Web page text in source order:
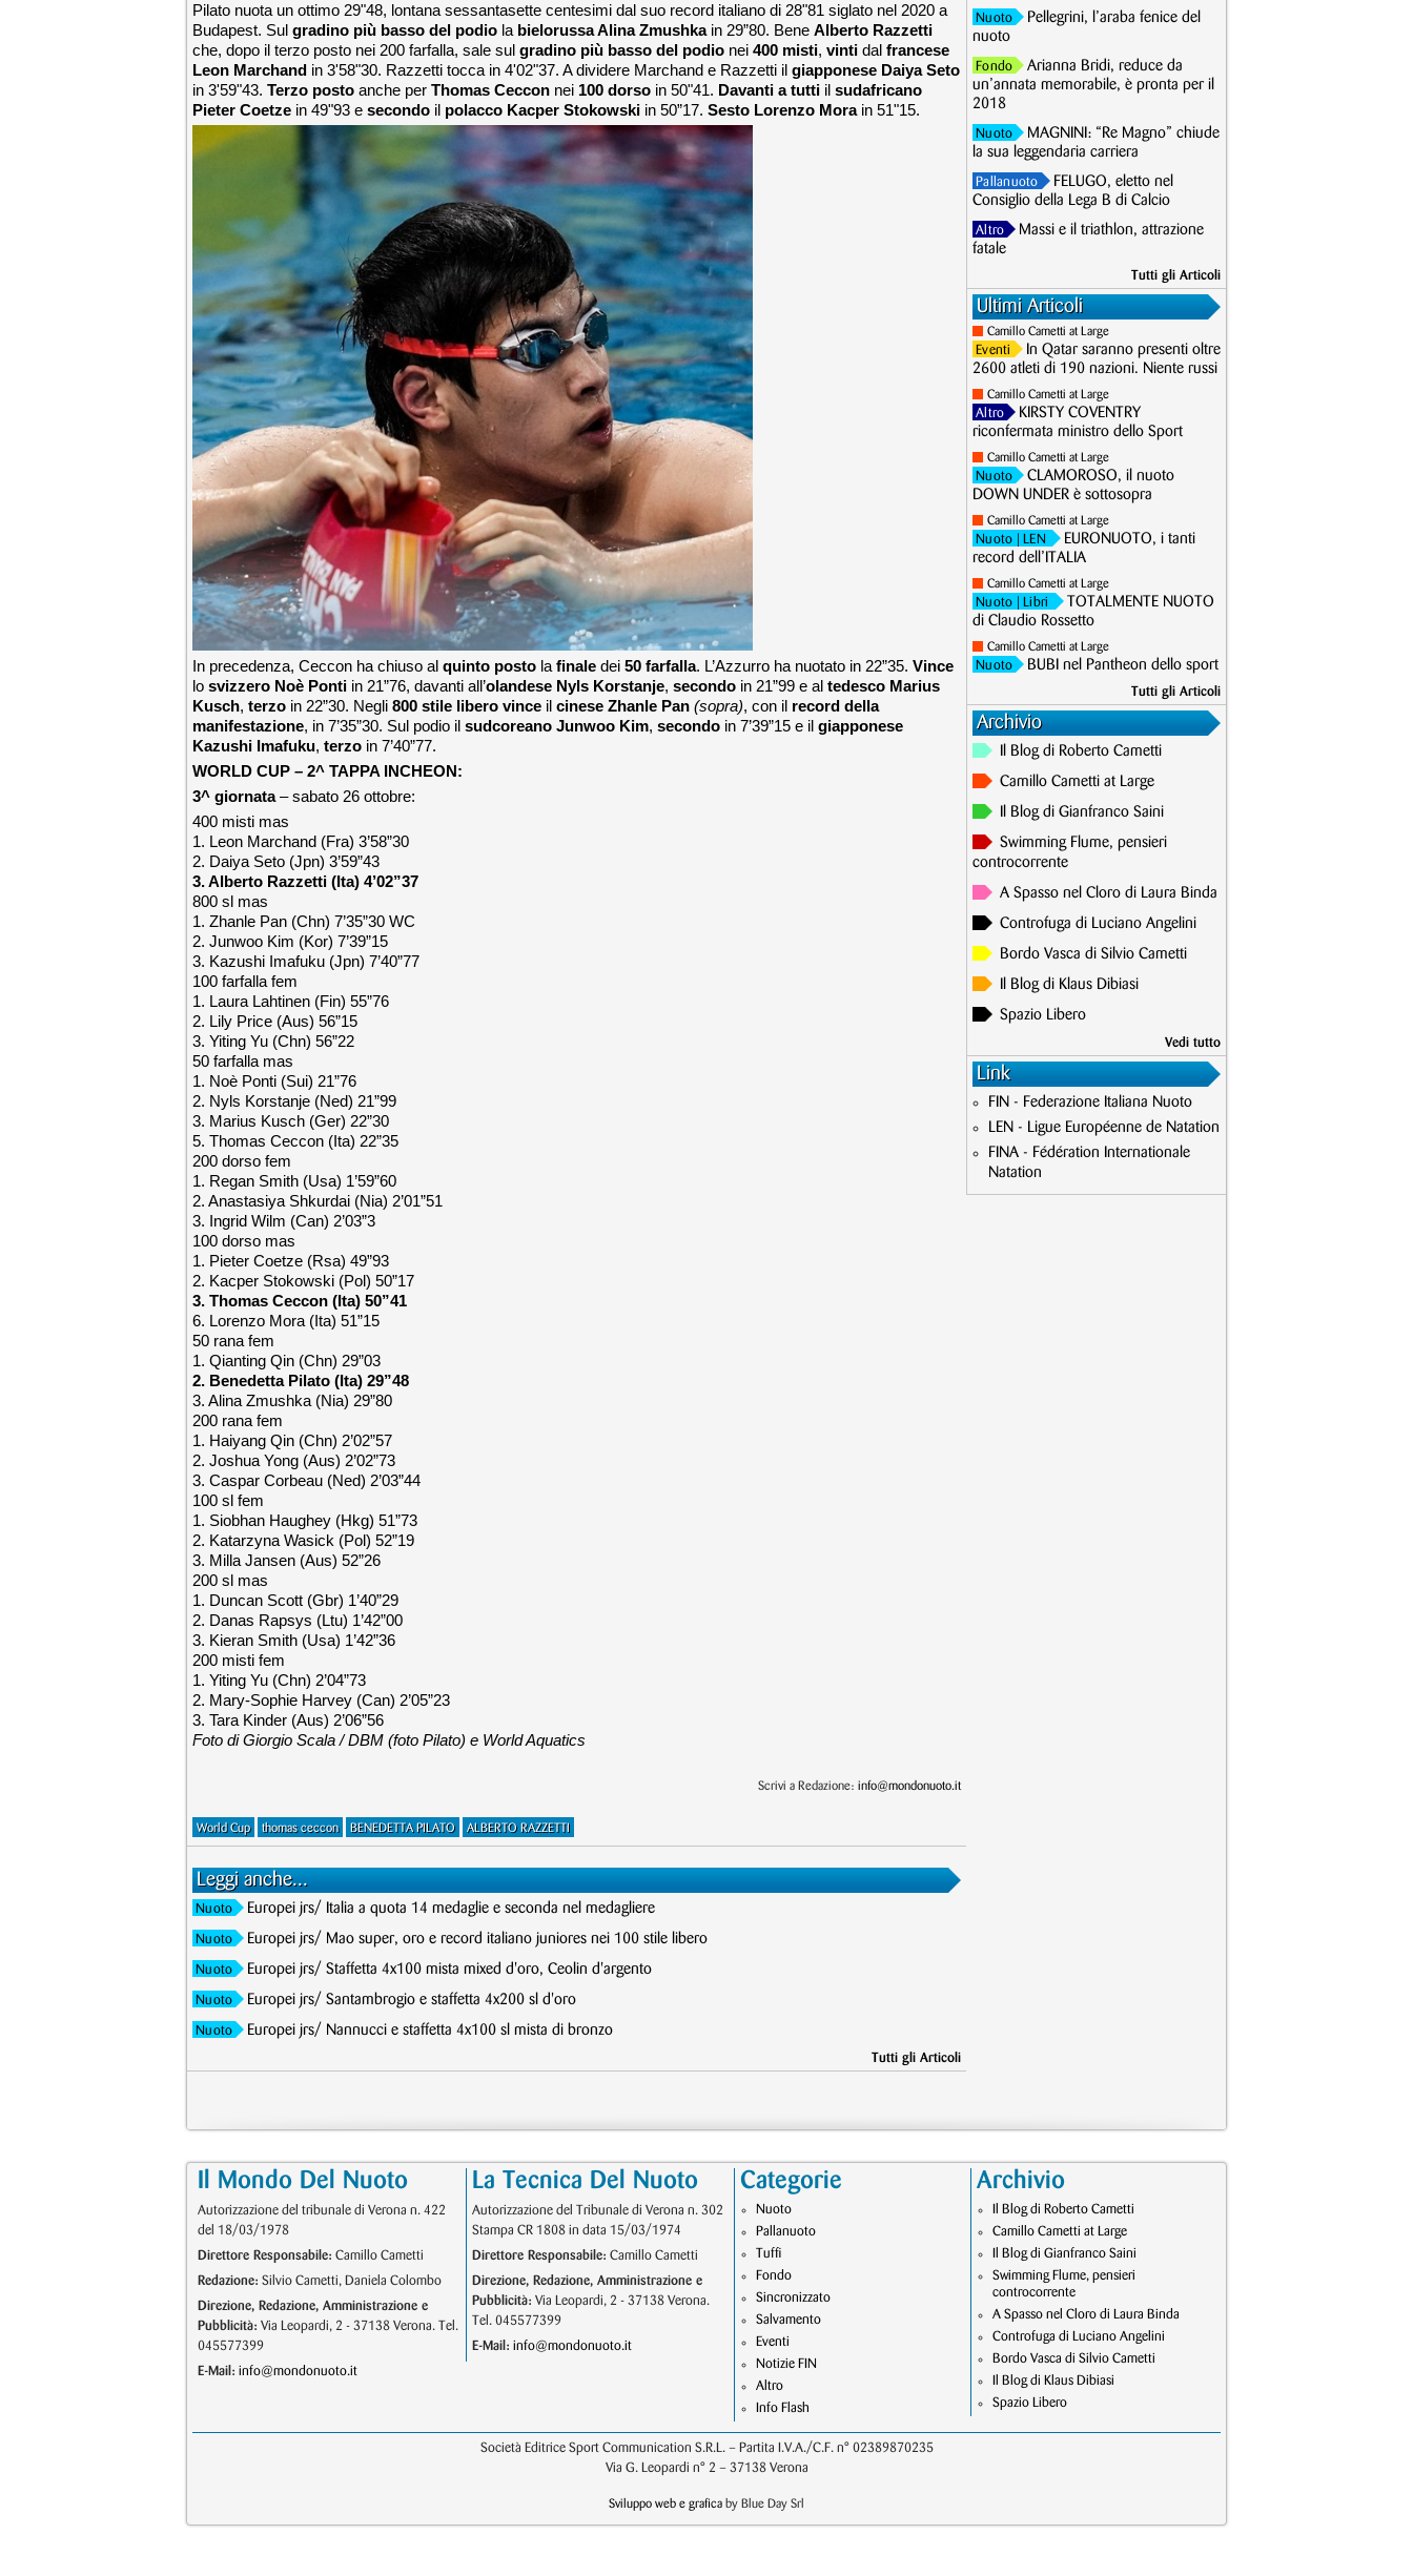
Pilato nuota un ottimo 29"48, lontana sessantasette centesimi dal suo record italiano di 28"81 siglato nel 2020 a
Budapest. Sul gradino più basso del podio la bielorussa Alina Zmushkain 29”80. Bene Alberto Razzetti
che, dopo il terzo posto nei 200 farfalla, sale sul gradino più basso del podio nei 400 misti, vinti dal francese
Leon Marchand in 3'58"30. Razzetti tocca in 4'02"37. A dividere Marchand e Razzetti il giapponese Daiya Seto
in 3'59"43. Terzo posto anche per Thomas Ceccon nei 100 dorso in 50"41. Davanti a tutti il sudafricano
Pieter Coetze in 49"93 e secondo il polacco Kacper Stokowski in 50”17. Sesto Lorenzo Morain 51"15.
In precedenza, Ceccon ha chiuso al quinto posto la finale dei 50 farfalla. L’Azzurro ha nuotato in 22”35. Vince
lo svizzero Noè Ponti in 21”76, davanti all’olandese Nyls Korstanje, secondo in 21”99 e al tedesco Marius
Kusch, terzo in 22”30. Negli 800 stile libero vince il cinese Zhanle Pan (sopra), con il record della
manifestazione, in 7’35”30. Sul podio il sudcoreano Junwoo Kim, secondo in 7’39”15 e il giapponese
Kazushi Imafuku, terzo in 7’40”77.
WORLD CUP – 2^ TAPPA INCHEON:
3^ giornata– sabato 26 ottobre:
400 misti mas
1. Leon Marchand (Fra) 3’58”30
2. Daiya Seto (Jpn) 3’59”43
3. Alberto Razzetti (Ita) 4’02”37
800 sl mas
1. Zhanle Pan (Chn) 7’35”30 WC
2. Junwoo Kim (Kor) 7’39”15
3. Kazushi Imafuku (Jpn) 7’40”77
100 farfalla fem
1. Laura Lahtinen (Fin) 55”76
2. Lily Price (Aus) 56”15
3. Yiting Yu (Chn) 56”22
50 farfalla mas
1. Noè Ponti (Sui) 21”76
2. Nyls Korstanje (Ned) 21”99
3. Marius Kusch (Ger) 22”30
5. Thomas Ceccon (Ita) 22”35
200 dorso fem
1. Regan Smith (Usa) 1’59”60
2. Anastasiya Shkurdai (Nia) 2’01”51
3. Ingrid Wilm (Can) 2’03”3
100 dorso mas
1. Pieter Coetze (Rsa) 49”93
2. Kacper Stokowski (Pol) 50”17
3. Thomas Ceccon (Ita) 50”41
6. Lorenzo Mora (Ita) 51”15
50 rana fem
1. Qianting Qin (Chn) 29”03
2. Benedetta Pilato (Ita) 29”48
3. Alina Zmushka (Nia) 29”80
200 rana fem
1. Haiyang Qin (Chn) 2’02”57
2. Joshua Yong (Aus) 2’02”73
3. Caspar Corbeau (Ned) 2’03”44
100 sl fem
1. Siobhan Haughey (Hkg) 51”73
2. Katarzyna Wasick (Pol) 52”19
3. Milla Jansen (Aus) 52”26
200 sl mas
1. Duncan Scott (Gbr) 1’40”29
2. Danas Rapsys (Ltu) 1’42”00
3. Kieran Smith (Usa) 1’42”36
200 misti fem
1. Yiting Yu (Chn) 2’04”73
2. Mary-Sophie Harvey (Can) 2’05”23
3. Tara Kinder (Aus) 2’06”56
Foto di Giorgio Scala / DBM (foto Pilato) e World Aquatics
Scrivi a Redazione: info@mondonuoto.it
World Cup thomas ceccon BENEDETTA PILATO ALBERTO RAZZETTI
Leggi anche...
Nuoto Europei jrs/ Italia a quota 14 medaglie e seconda nel medagliere
Nuoto Europei jrs/ Mao super, oro e record italiano juniores nei 100 stile libero
Nuoto Europei jrs/ Staffetta 4x100 mista mixed d'oro, Ceolin d'argento
Nuoto Europei jrs/ Santambrogio e staffetta 4x200 sl d'oro
Nuoto Europei jrs/ Nannucci e staffetta 4x100 sl mista di bronzo
Tutti gli Articoli
Nuoto
Pellegrini, l’araba fenice del
nuoto
Fondo
Arianna Bridi, reduce da
un’annata memorabile, è pronta per il
2018
Nuoto
MAGNINI: “Re Magno” chiude
la sua leggendaria carriera
Pallanuoto
FELUGO, eletto nel
Consiglio della Lega B di Calcio
Altro
Massi e il triathlon, attrazione
fatale
Tutti gli Articoli
Ultimi Articoli
Camillo Cametti at Large
Eventi
In Qatar saranno presenti oltre
2600 atleti di 190 nazioni. Niente russi
Camillo Cametti at Large
Altro
KIRSTY COVENTRY
riconfermata ministro dello Sport
Camillo Cametti at Large
Nuoto
CLAMOROSO, il nuoto
DOWN UNDER è sottosopra
Camillo Cametti at Large
Nuoto | LEN
EURONUOTO, i tanti
record dell’ITALIA
Camillo Cametti at Large
Nuoto | Libri
TOTALMENTE NUOTO
di Claudio Rossetto
Camillo Cametti at Large
Nuoto BUBI nel Pantheon dello sport
Tutti gli Articoli
Archivio
Il Blog di Roberto Cametti
Camillo Cametti at Large
Il Blog di Gianfranco Saini
Swimming Flume, pensieri
controcorrente
A Spasso nel Cloro di Laura Binda
Controfuga di Luciano Angelini
Bordo Vasca di Silvio Cametti
Il Blog di Klaus Dibiasi
Spazio Libero
Vedi tutto
Link
FIN - Federazione Italiana Nuoto
LEN - Ligue Européenne de Natation
FINA - Fédération Internationale
Natation
Il Mondo Del Nuoto
Autorizzazione del tribunale di Verona n. 422
del 18/03/1978
Direttore Responsabile: Camillo Cametti
Redazione: Silvio Cametti, Daniela Colombo
Direzione, Redazione, Amministrazione e
Pubblicità: Via Leopardi, 2 - 37138 Verona. Tel.
045577399
E-Mail: info@mondonuoto.it
La Tecnica Del Nuoto
Autorizzazione del Tribunale di Verona n. 302
Stampa CR 1808 in data 15/03/1974
Direttore Responsabile: Camillo Cametti
Direzione, Redazione, Amministrazione e
Pubblicità: Via Leopardi, 2 - 37138 Verona.
Tel. 045577399
E-Mail: info@mondonuoto.it
Categorie
Nuoto
Pallanuoto
Tuffi
Fondo
Sincronizzato
Salvamento
Eventi
Notizie FIN
Altro
Info Flash
Archivio
Il Blog di Roberto Cametti
Camillo Cametti at Large
Il Blog di Gianfranco Saini
Swimming Flume, pensieri
controcorrente
A Spasso nel Cloro di Laura Binda
Controfuga di Luciano Angelini
Bordo Vasca di Silvio Cametti
Il Blog di Klaus Dibiasi
Spazio Libero
Società Editrice Sport Communication S.R.L. – Partita I.V.A./C.F. n° 02389870235
Via G. Leopardi n° 2 – 37138 Verona
Sviluppo web e grafica by Blue Day Srl